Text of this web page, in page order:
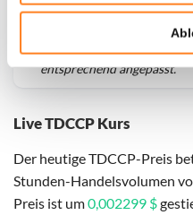
Live TDCCP Kurs
Der heutige TDCCP-Preis
Stunden-Handelsvolumen
Preis ist um0,002299 $
haben wir
das hypothetische erste
entsprechend angepasst.